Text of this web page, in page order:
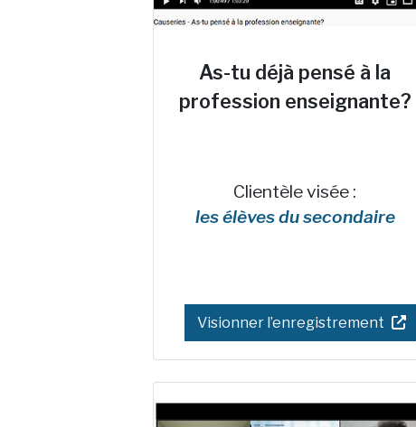
As-tu déjà pensé à la
profession enseignante?
Clientèle visée :
les élèves du secondaire
Visionner l’enregistrement